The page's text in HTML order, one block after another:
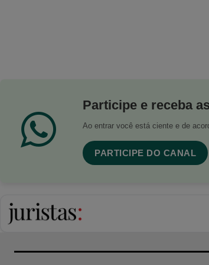
Participe e receba
Ao entrar você está ciente e de
PARTICIPE DO CANAL